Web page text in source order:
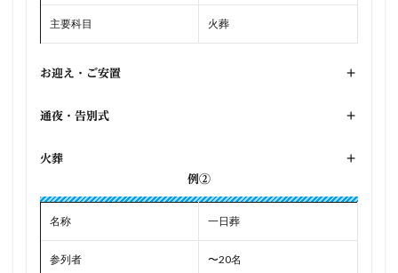
主要科目 火葬
お迎え・ご安置 +
通夜・告別式 +
火葬
+
例②
名称 一日葬
参列者 〜20名